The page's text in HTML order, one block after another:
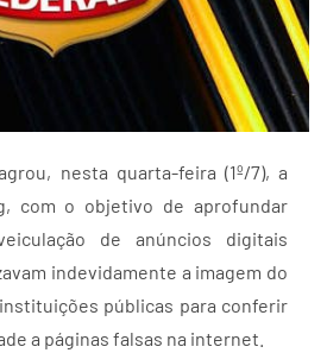
nesta quarta-feira (1º/7), a
com o objetivo de aprofundar
de anúncios digitais
indevidamente a imagem do
públicas para conferir
a páginas falsas na internet.